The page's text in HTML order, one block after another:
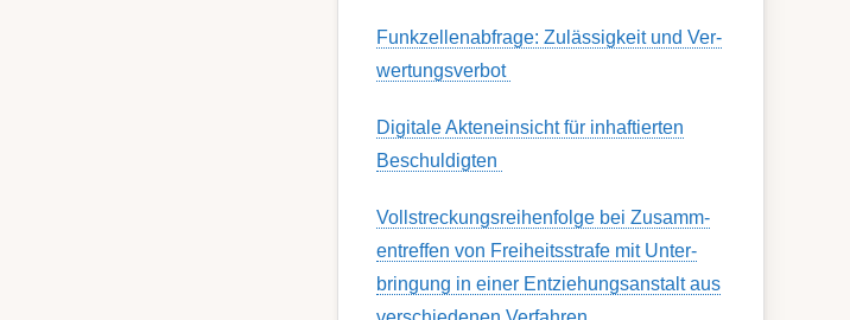
Funk­zell­en­ab­fra­ge: Zu­lässig­keit und Ver­
wert­ungs­ver­bot
Digitale Akteneinsicht für inhaftierten
Beschuldigten
Voll­streckungs­­­reihenfolge bei Zusamm­­
en­treffen von Frei­heits­strafe mit Unter­
bring­ung in einer Ent­ziehungs­anstalt aus